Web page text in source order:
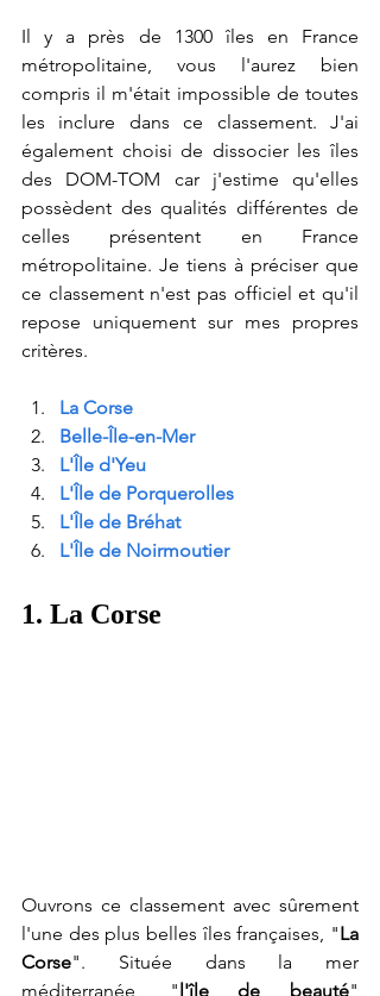
Il y a près de 1300 îles en France
métropolitaine, vous l'aurez bien
compris il m'était impossible de toutes
les inclure dans ce classement. J'ai
également choisi de dissocier les îles
des DOM-TOM car j'estime qu'elles
possèdent des qualités différentes de
celles présentent en France
métropolitaine. Je tiens à préciser que
ce classement n'est pas officiel et qu'il
repose uniquement sur mes propres
critères.
La Corse
Belle-Île-en-Mer
L'Île d'Yeu
L'Île de Porquerolles
L'Île de Bréhat
L'Île de Noirmoutier
1. La Corse
Ouvrons ce classement avec sûrement
l'une des plus belles îles françaises, "La
Corse". Située dans la mer
méditerranée, "l'île de beauté"